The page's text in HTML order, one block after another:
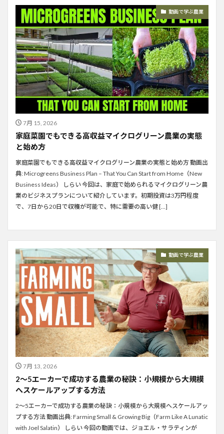
動画で学ぶ農業
7月 15, 2026
家庭菜園でもできる高収益マイクログリーン農業の実態
と始め方
家庭菜園でもできる高収益マイクログリーン農業の実態と始め方 動画出
典: Microgreens Business Plan – That You Can Start from Home（New
Business Ideas） しらい 今回は、家庭で始められるマイクログリーン農
業のビジネスプランについて紹介しています。初期投資は3万円程度
で、7日から20日で収穫が可能で、特に需要の高い健 […]
動画で学ぶ農業
7月 13, 2026
2〜5エーカーで成功する農業の秘訣：小規模から大規模
へスケールアップする方法
2〜5エーカーで成功する農業の秘訣：小規模から大規模へスケールアッ
プする方法 動画出典: Farming Small & Growing Big（Farm Like A Lunatic
with Joel Salatin） しらい 今回の動画では、ジョエル・サラティンが